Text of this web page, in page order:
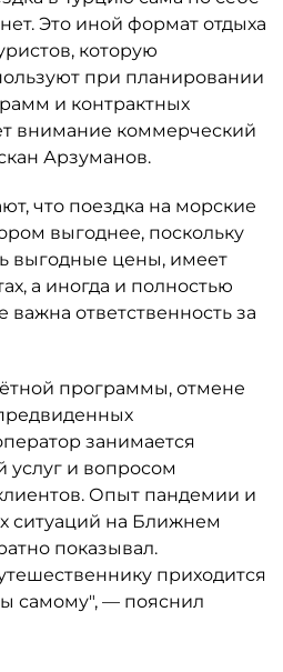
Это иной формат отдыха
которую
при планировании
и контрактных
внимание коммерческий
Арзуманов.
что поездка на морские
выгоднее, поскольку
выгодные цены, имеет
а иногда и полностью
ответственность за
программы, отмене
занимается
услуг и вопросом
Опыт пандемии и
ситуаций на Ближнем
показывал.
приходится
самому", — пояснил